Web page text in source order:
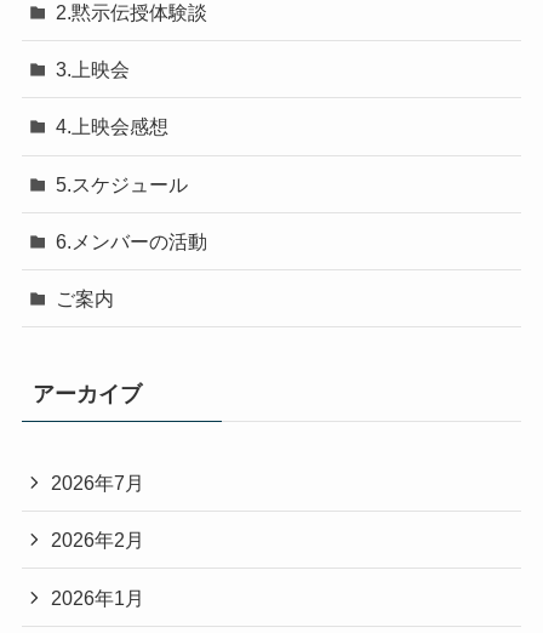
2.黙示伝授体験談
3.上映会
4.上映会感想
5.スケジュール
6.メンバーの活動
ご案内
アーカイブ
2026年7月
2026年2月
2026年1月